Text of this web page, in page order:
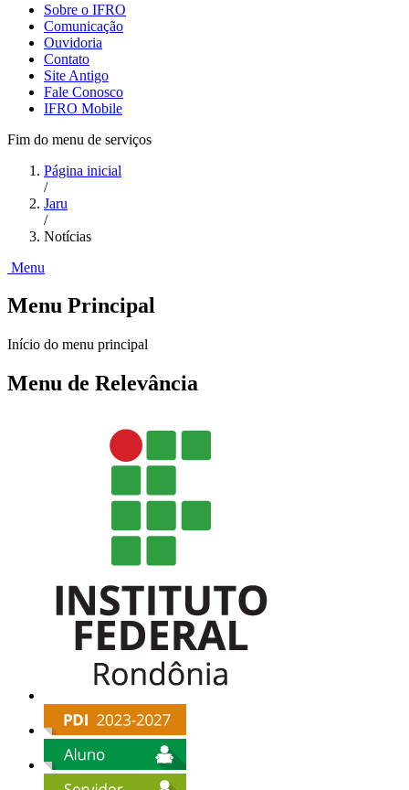
Sobre o IFRO
Comunicação
Ouvidoria
Contato
Site Antigo
Fale Conosco
IFRO Mobile
Fim do menu de serviços
Página inicial
/
Jaru
/
Notícias
Menu
Menu Principal
Início do menu principal
Menu de Relevância